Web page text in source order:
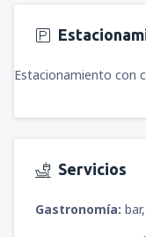
Estacionamiento con
Servicios
Gastronomía: